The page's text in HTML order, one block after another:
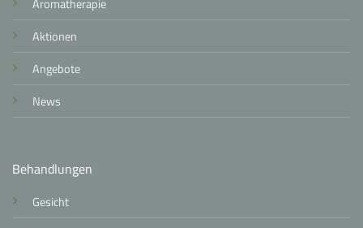
Behandlungen
Gesicht
Aktionen
Angebote
News